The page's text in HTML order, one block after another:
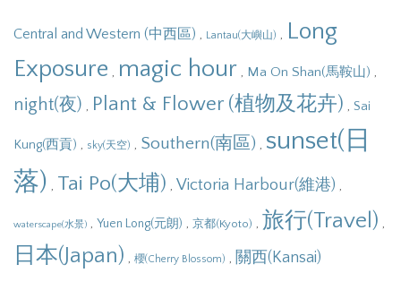
Central and Western (中西區) , Lantau(大嶼山) , Long
Exposure , magic hour , Ma On Shan(馬鞍山) ,
night(夜) , Plant & Flower (植物及花卉) , Sai
Kung(西貢) , sky(天空) , Southern(南區) , sunset(日
落) , Tai Po(大埔) , Victoria Harbour(維港) ,
waterscape(水景) , Yuen Long(元朗) , 京都(Kyoto) , 旅行(Travel) ,
日本(Japan) , 櫻(Cherry Blossom) , 關西(Kansai)